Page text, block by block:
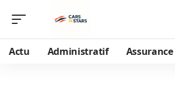
Actu Administratif Assurance